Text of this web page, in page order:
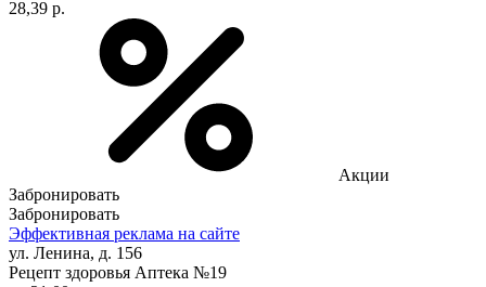
28,39 р.
Акции
Забронировать
Забронировать
Эффективная реклама на сайте
ул. Ленина, д. 156
Рецепт здоровья Аптека №19